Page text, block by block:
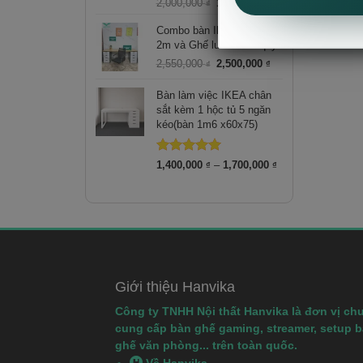
5 sao
2,000,000₫
là:
1,450,000
hiện
1,450,000 ₫.
Combo bàn Ikea 2 hộc tủ
2m và Ghế lưới chân quỳ
2,550,000₫
Giá
2,550,000 ₫.
2,500,000₫
là:
2,500,000 ₫.
Bàn làm việc IKEA chân
sắt kèm 1 hộc tủ 5 ngăn
kéo(bàn 1m6 x60x75)
Được xếp
1,400,000 ₫ – 1,700,000 ₫Khoảng
1,700,000 ₫
Giới thiệu Hanvika
Công ty TNHH Nội thất Hanvika là đơn vị
cung cấp bàn ghế gaming, streamer, setup
ghế văn phòng... trên toàn quốc.